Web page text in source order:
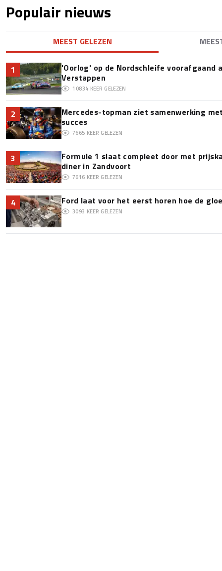
Populair nieuws
MEEST GELEZEN
1
'Oorlog' op de Nordschleife voorafgaand
Verstappen
10834 KEER GELEZEN
2
Mercedes-topman ziet samenwerking
succes
7665 KEER GELEZEN
3
Formule 1 slaat compleet door met
diner in Zandvoort
7616 KEER GELEZEN
4 Ford laat voor het eerst horen hoe de
3093 KEER GELEZEN